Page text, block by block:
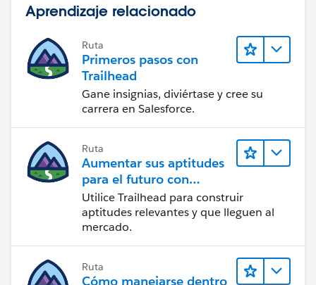
Aprendizaje relacionado
Ruta
Primeros pasos con
Trailhead
Gane insignias, diviértase y cree su
carrera en Salesforce.
Ruta
Aumentar sus aptitudes
para el futuro con
Trailhead
Utilice Trailhead para construir
aptitudes relevantes y que lleguen al
mercado.
Ruta
Cómo manejarse dentro